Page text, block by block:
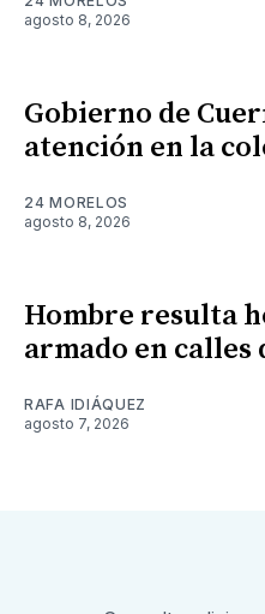
agosto 8, 2026
Gobierno de
atención en la
24 MORELOS
agosto 8, 2026
Hombre resulta
armado en calles
RAFA IDIÁQUEZ
agosto 7, 2026